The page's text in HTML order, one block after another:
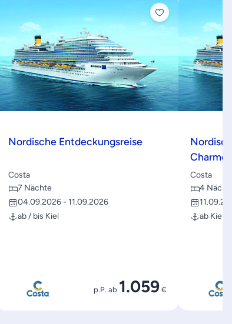
Nordische Entdeckungsreise
Costa
7 Nächte
04.09.2026 - 11.09.2026
ab / bis Kiel
p.P. ab 1.059 €
Charme
Costa
4
ab Kiel